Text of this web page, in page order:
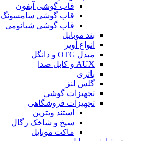
قاب گوشی آیفون
قاب گوشی سامسونگ
قاب گوشی شیائومی
بند موبایل
انواع آویز
مبدل OTG و دانگل
AUX و کابل صدا
باتری
گلس لنز
تجهیزات گوشی
تجهیزات فروشگاهی
استند ویترین
سیخ و شاخک رگال
ماکت موبایل